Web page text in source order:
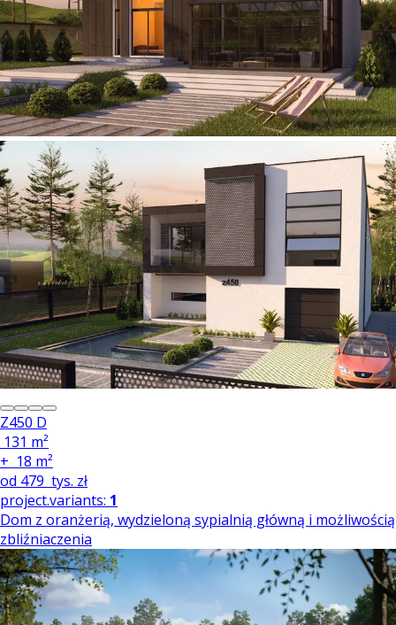
Z450 D
131 m²
+ 18 m²
od 479 tys. zł
project.variants: 1
Dom z oranżerią, wydzieloną sypialnią główną i możliwością
zbliźniaczenia